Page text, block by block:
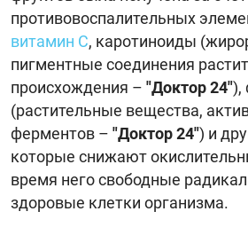
противовоспалительных
витамин С, каротиноиды
пигментные соединения
происхождения – "Доктор 24"),
(растительные вещества,
ферментов – "Доктор 24") и
которые снижают
время него свободные
здоровые клетки организма.